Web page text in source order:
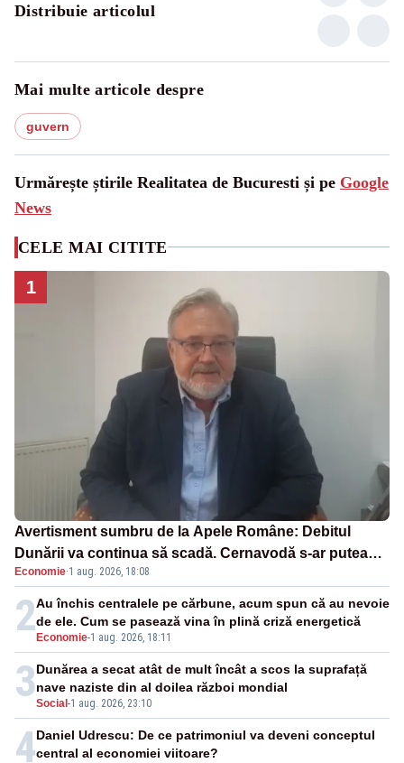
Distribuie articolul
Mai multe articole despre
guvern
Urmărește știrile Realitatea de Bucuresti și pe Google
News
CELE MAI CITITE
1
Avertisment sumbru de la Apele Române: Debitul
Dunării va continua să scadă. Cernavodă s-ar putea
închide în 4 zile
Economie·1 aug. 2026, 18:08
2 Economie-1 aug. 2026, 18:11
Au închis centralele pe cărbune, acum spun că au nevoie
de ele. Cum se pasează vina în plină criză energetică
3Social -1 aug. 2026, 23:10
Dunărea a secat atât de mult încât a scos la suprafață
nave naziste din al doilea război mondial
4Daniel Udrescu: De ce patrimoniul va deveni conceptul
central al economiei viitoare?